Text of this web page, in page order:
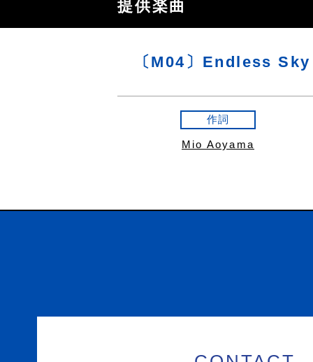
提供楽曲
〔M04〕Endless Sky
作詞
Mio Aoyama